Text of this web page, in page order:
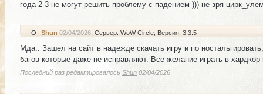
года 2-3 не могут решить проблему с падением ))) не зря
От Shun 02/04/2026; Сервер: WoW Circle , Версия: 3.3.5
Мда.. Зашел на сайт в надежде скачать игру и по
багов которые даже не исправляют. Все желание играть в
Последний раз редактировалось Shun 02/04/2026